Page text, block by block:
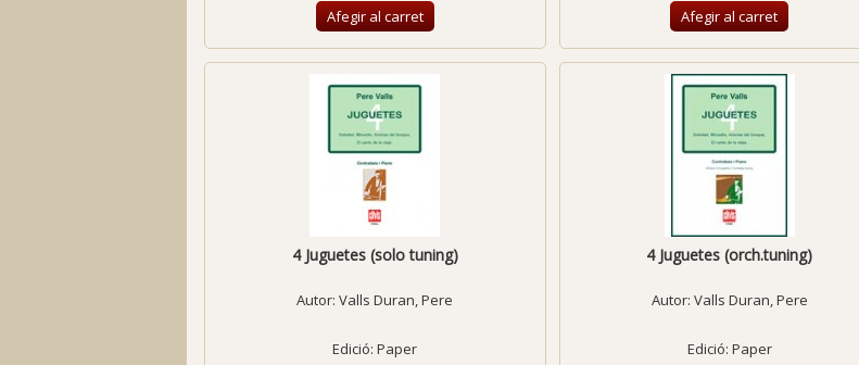
Afegir al carret Afegir al carret
4 Juguetes (solo tuning)
Autor:Valls Duran, Pere
Edició: Paper
4 Juguetes (orch.tuning)
Autor: Valls Duran, Pere
Edició: Paper